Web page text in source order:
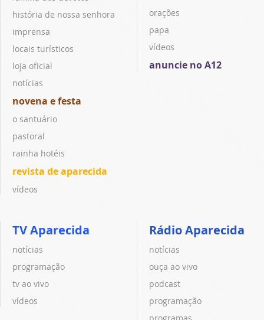
história de nossa senhora
imprensa
locais turísticos
loja oficial
notícias
novena e festa
o santuário
pastoral
rainha hotéis
revista de aparecida
vídeos
orações
papa
vídeos
anuncie no A12
TV Aparecida
notícias
programação
tv ao vivo
vídeos
Rádio Aparecida
notícias
ouça ao vivo
podcast
programação